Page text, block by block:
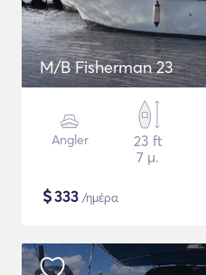
M/B Fisherman 23
Angler
23 ft
7 μ.
$333 /ημέρα